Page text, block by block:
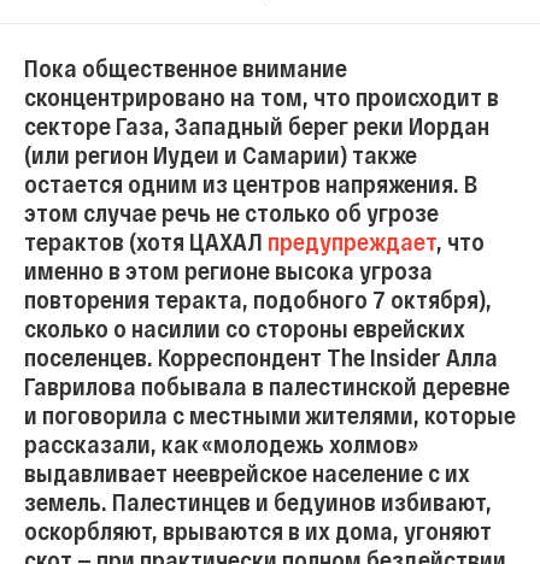
Пока общественное внимание
сконцентрировано на том, что происходит в
секторе Газа, Западный берег реки Иордан
(или регион Иудеи и Самарии) также
остается одним из центров напряжения. В
этом случае речь не столько об угрозе
терактов (хотя ЦАХАЛ предупреждает, что
именно в этом регионе высока угроза
повторения теракта, подобного 7 октября),
сколько о насилии со стороны еврейских
поселенцев. Корреспондент The Insider Алла
Гаврилова побывала в палестинской деревне
и поговорила с местными жителями, которые
рассказали, как «молодежь холмов»
выдавливает нееврейское население с их
земель. Палестинцев и бедуинов избивают,
оскорбляют, врываются в их дома, угоняют